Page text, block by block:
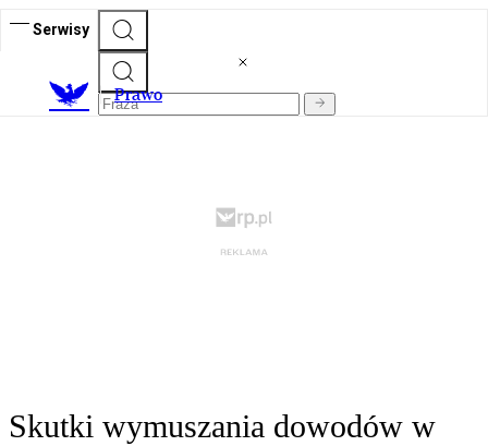
Serwisy
Prawo
Skutki wymuszania dowodów w